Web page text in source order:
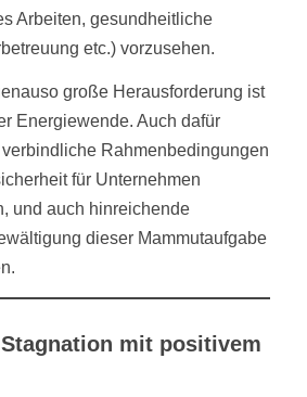
Arbeiten, gesundheitliche
etc.) vorzusehen.
große Herausforderung ist
Energiewende. Auch dafür
Rahmenbedingungen
für Unternehmen
und auch hinreichende
dieser Mammutaufgabe
mit positivem